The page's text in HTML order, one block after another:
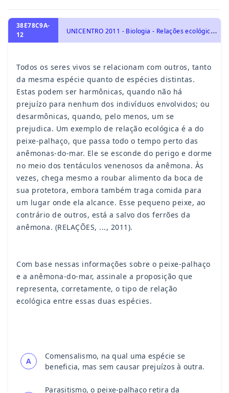
38E78C9A-
12
U
NICENTRO 2011 - Biologia - Relações ecológicas, Ecologia e ciências ambientais
Todos os seres vivos se relacionam com outros, tanto
da mesma espécie quanto de espécies distintas.
Estas podem ser harmônicas, quando não há
prejuízo para nenhum dos indivíduos envolvidos; ou
desarmônicas, quando, pelo menos, um se
prejudica. Um exemplo de relação ecológica é a do
peixe-palhaço, que passa todo o tempo perto das
anêmonas-do-mar. Ele se esconde do perigo e dorme
no meio dos tentáculos venenosos da anêmona. Às
vezes, chega mesmo a roubar alimento da boca de
sua protetora, embora também traga comida para
um lugar onde ela alcance. Esse pequeno peixe, ao
contrário de outros, está a salvo dos ferrões da
anêmona. (RELAÇÕES, ..., 2011).
Com base nessas informações sobre o peixe-palhaço
e a anêmona-do-mar, assinale a proposição que
representa, corretamente, o tipo de relação
ecológica entre essas duas espécies.
A
Comensalismo, na qual uma espécie se
beneficia, mas sem causar prejuízos à outra.
Parasitismo, o peixe-palhaço retira da